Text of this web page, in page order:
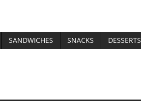
SANDWICHES SNACKS DESSERTS